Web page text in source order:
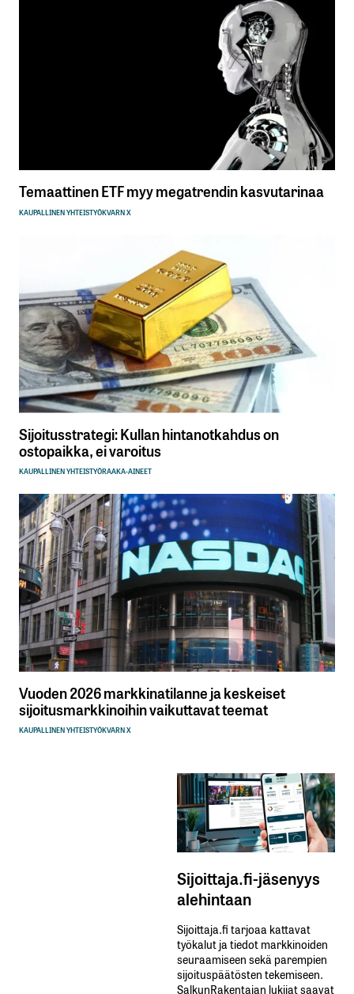
Temaattinen ETF myy megatrendin kasvutarinaa
KAUPALLINEN YHTEISTYÖKVARN X
Sijoitusstrategi: Kullan hintanotkahdus on
ostopaikka, ei varoitus
KAUPALLINEN YHTEISTYÖRAAKA-AINEET
Vuoden 2026 markkinatilanne ja keskeiset
sijoitusmarkkinoihin vaikuttavat teemat
KAUPALLINEN YHTEISTYÖKVARN X
Sijoittaja.fi-jäsenyys
alehintaan
Sijoittaja.fi tarjoaa kattavat
työkalut ja tiedot markkinoiden
seuraamiseen sekä parempien
sijoituspäätösten tekemiseen.
SalkunRakentajan lukijat saavat